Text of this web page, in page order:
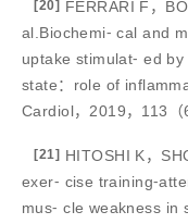
[20] FERRARI F，
al.Biochemi⁃ cal and
uptake stimulat⁃ ed
state：role of
Cardiol，2019，113（
[21] HITOSHI K，
exer⁃ cise
mus⁃ cle weakness